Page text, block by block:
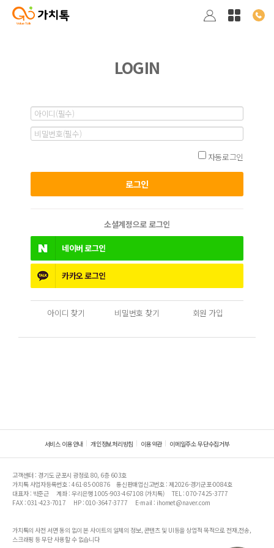
LOGIN
자동로그인
소셜계정으로 로그인
네이버로그인
카카오로그인
아이디 찾기 비밀번호 찾기 회원 가입
서비스 이용안내 개인정보처리방침 이용약관 이메일주소 무단수집거부
고객센터 : 경기도 군포시 광정로 80, 6층 603호
가치톡 사업자등록번호 : 461-85-00876
통신판매업신고번호 : 제2026-경기군포-0084호
대표자 : 박준근
계좌 : 우리은행 1005-903-467108 (가치톡)
TEL : 070-7425-3777
FAX : 031-423-7017
HP : 010-3647-3777 E-mail : ihomet@naver.com
가치톡의 사전 서면 동의 없이 본 사이트의 일체의 정보, 콘텐츠 및 UI등을 상업적 목적으로 전재,전송,
스크래핑 등 무단 사용할 수 없습니다